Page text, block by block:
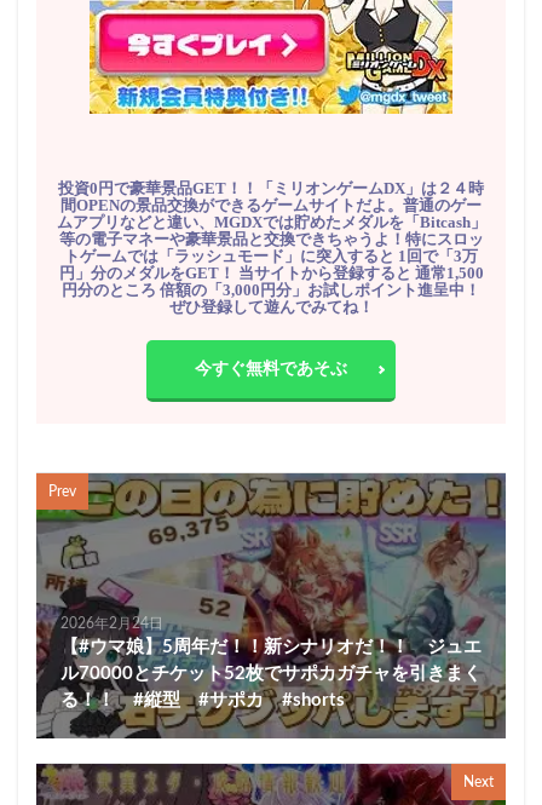
投資0円で豪華景品GET！！「ミリオンゲームDX」は２４時
間OPENの景品交換ができるゲームサイトだよ。普通のゲー
ムアプリなどと違い、MGDXでは貯めたメダルを「Bitcash」
等の電子マネーや豪華景品と交換できちゃうよ！特にスロッ
トゲームでは「ラッシュモード」に突入すると 1回で「3万
円」分のメダルをGET！ 当サイトから登録すると 通常1,500
円分のところ 倍額の「3,000円分」お試しポイント進呈中！
ぜひ登録して遊んでみてね！
今すぐ無料であそぶ
Prev
2026年2月24日
【#ウマ娘】5周年だ！！新シナリオだ！！ ジュエ
ル70000とチケット52枚でサポカガチャを引きまく
る！！ #縦型 #サポカ #shorts
Next